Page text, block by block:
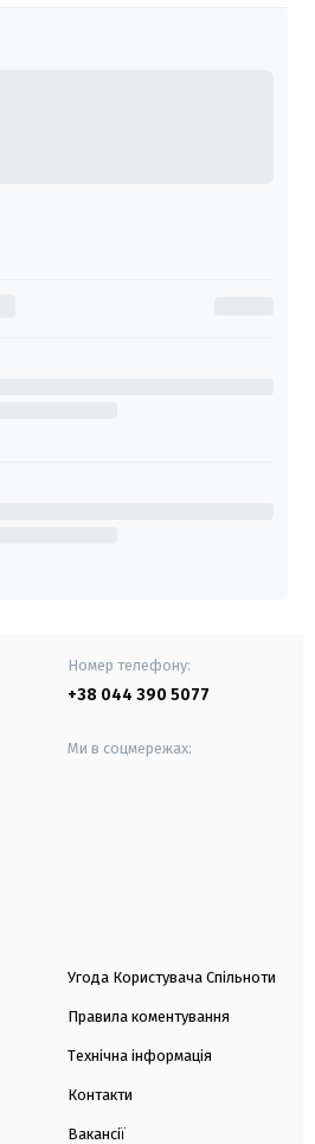
Номер телефону:
+38 044 390 5077
Ми в соцмережах:
Угода Користувача Спільноти
Правила коментування
Технічна інформація
Контакти
Вакансії